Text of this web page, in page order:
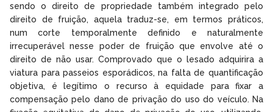
sendo o direito de propriedade também integrado pelo
direito de fruição, aquela traduz-se, em termos práticos,
num corte temporalmente definido e naturalmente
irrecuperável nesse poder de fruição que envolve até o
direito de não usar. Comprovado que o lesado adquirira a
viatura para passeios esporádicos, na falta de quantificação
objetiva, é legítimo o recurso à equidade para fixar a
compensação pelo dano de privação do uso do veículo. Na